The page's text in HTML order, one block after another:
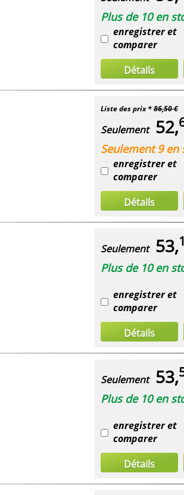
Plus de 10 en
enregistrer et
comparer
Détails
Liste des prix *86,50 €
Seulement 52,
Seulement 9 en
enregistrer et
comparer
Détails
Seulement 53,
Plus de 10 en
enregistrer et
comparer
Détails
Seulement 53,
Plus de 10 en
enregistrer et
comparer
Détails